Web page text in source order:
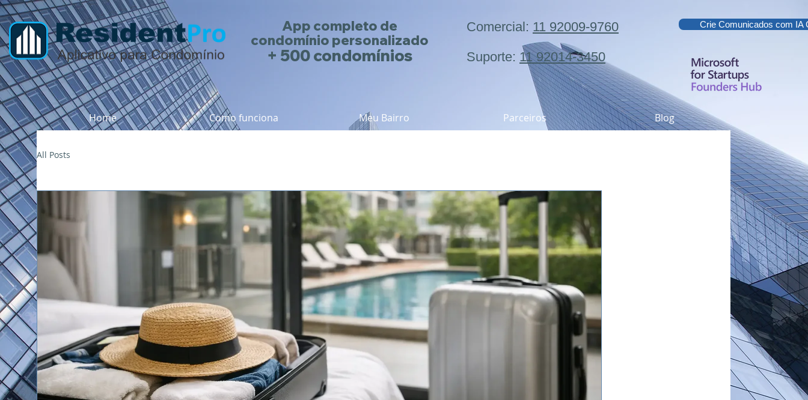
App completo de
condomínio personalizado
+ 500 condomínios
Comercial: 11 92009-9760
Suporte: 11 92014-3450
Crie Comunicados com IA
Home Como funciona Meu Bairro Parceiros Blog
All Posts